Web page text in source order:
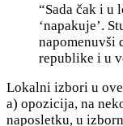
“Sada čak i u
‘napakuje’.
napomenuvši
republike i u
Lokalni izbori u ove
a) opozicija, na
naposletku, u